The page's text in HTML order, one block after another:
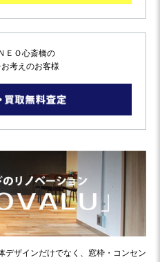
ＥＯ心斎橋の
考えのお客様
デザインだけでなく、窓枠・コンセン